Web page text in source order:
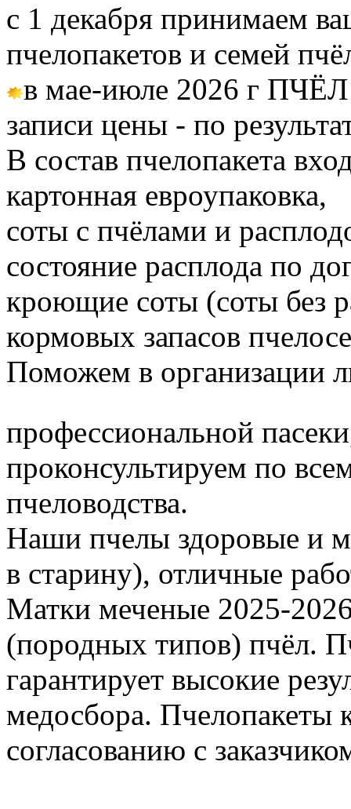
с 1 декабря принимаем
пчелопакетов и семей
в мае-июле 2026 г
записи цены - по
В состав пчелопакета
картонная евроупаковка,
соты с пчёлами и
состояние расплода по
кроющие соты (соты без
кормовых запасов
Поможем в организации
профессиональной
проконсультируем по
пчеловодства.
Наши пчелы здоровые и
в старину), отличные
Матки меченые 2025-
(породных типов) пчёл.
гарантирует высокие
медосбора. Пчелопакеты
согласованию с